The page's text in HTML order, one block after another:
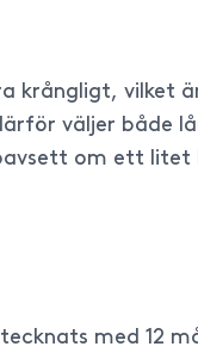
vilket
väljer både
om ett
med 12